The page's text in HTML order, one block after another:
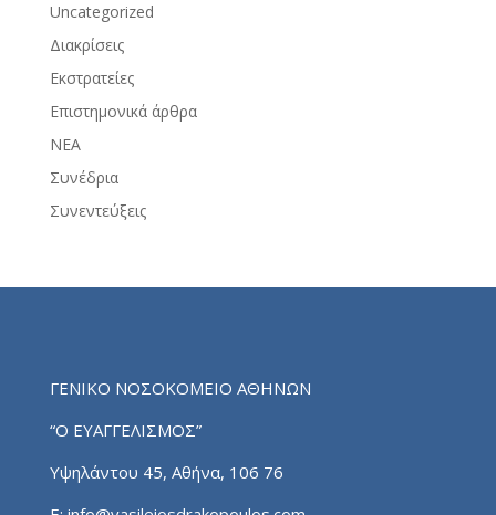
Uncategorized
Διακρίσεις
Εκστρατείες
Επιστημονικά άρθρα
ΝΕΑ
Συνέδρια
Συνεντεύξεις
ΓΕΝΙΚΟ ΝΟΣΟΚΟΜΕΙΟ ΑΘΗΝΩΝ
“Ο ΕΥΑΓΓΕΛΙΣΜΟΣ”
Υψηλάντου 45, Αθήνα, 106 76